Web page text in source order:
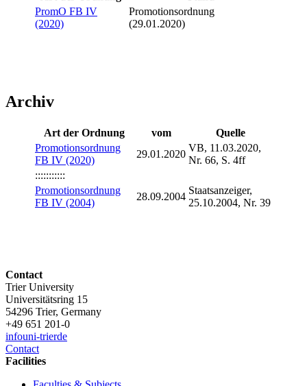
PromO FB IV
(2020)
Promotionsordnung
(29.01.2020)
Archiv
Art der Ordnung vom
Quelle
Promotionsordnung
FB IV (2020)
29.01.2020
VB, 11.03.2020,
Nr. 66, S. 4ff
:::::::::::
Promotionsordnung
FB IV (2004)
28.09.2004
Staatsanzeiger,
25.10.2004, Nr. 39
Contact
Trier University
Universitätsring 15
54296 Trier, Germany
+49 651 201-0
infouni-trierde
Contact
Facilities